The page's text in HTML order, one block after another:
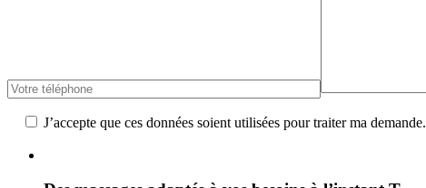
J’accepte que ces données soient utilisées pour traiter ma demande.